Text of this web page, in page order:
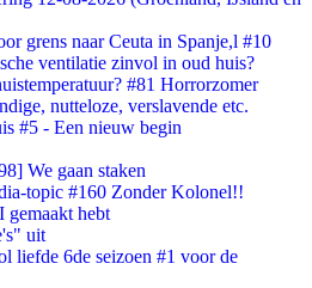
grens naar Ceuta in Spanje,l #10
ventilatie zinvol in oud huis?
#81 Horrorzomer
nutteloze, verslavende etc.
#5 - Een nieuw begin
We gaan staken
topic #160 Zonder Kolonel!!
gemaakt hebt
uit
liefde 6de seizoen #1 voor de